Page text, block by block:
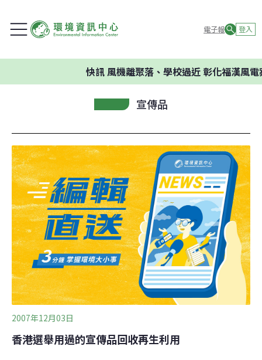
電子報 登入
快訊風機離聚落、學校過近 彰化福漢風電
宣傳品
2007年12月03日
香港選舉用過的宣傳品回收再生利用